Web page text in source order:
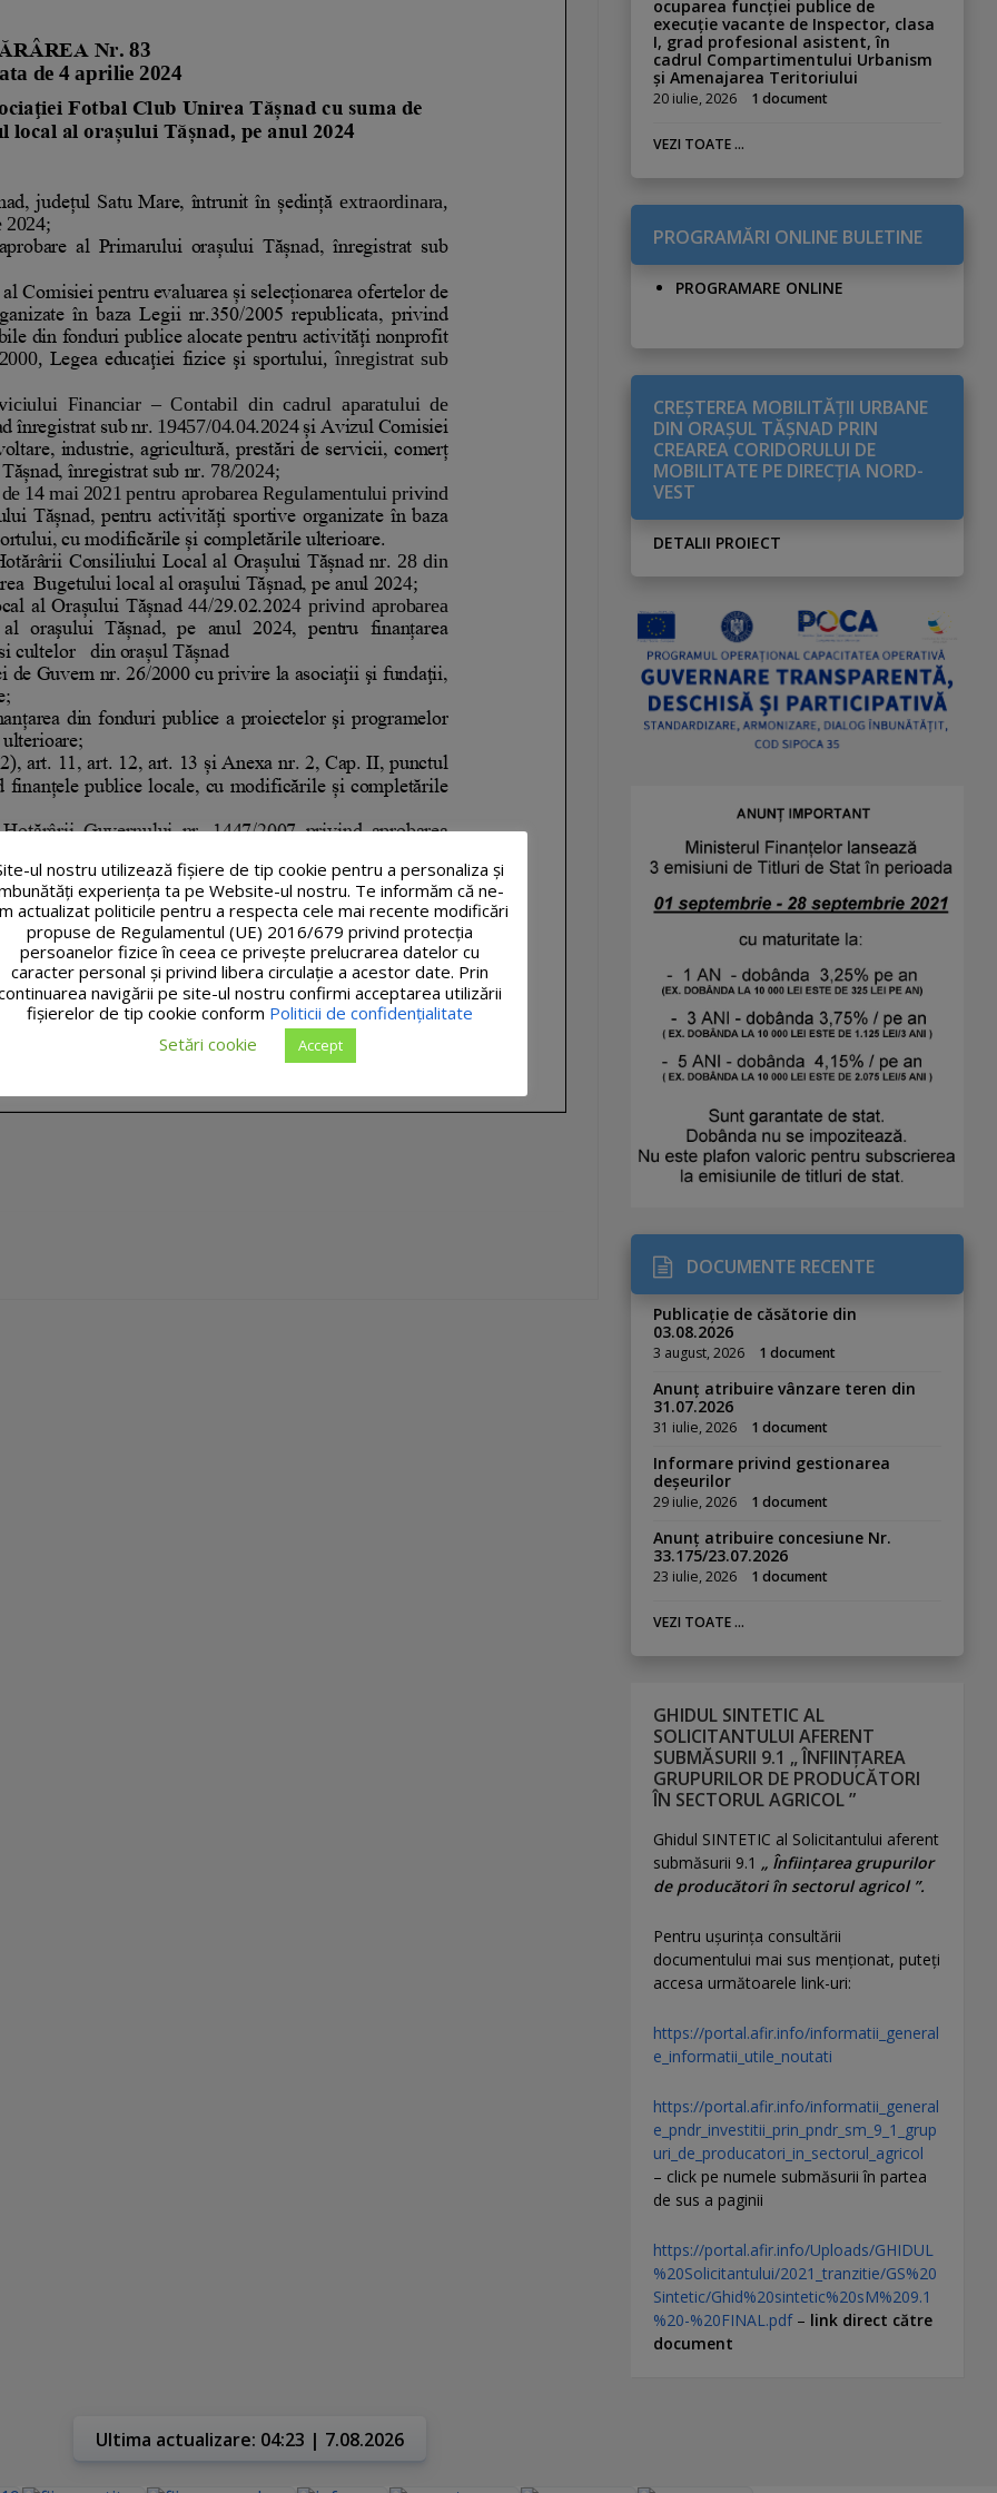
ocuparea funcției publice de
execuție vacante de Inspector, clasa
I, grad profesional asistent, în
cadrul Compartimentului Urbanism
și Amenajarea Teritoriului
20 iulie, 2026 1 document
VEZI TOATE ...
PROGRAMĂRI ONLINE BULETINE
PROGRAMARE ONLINE
CREŞTEREA MOBILITĂŢII URBANE
DIN ORAŞUL TĂŞNAD PRIN
CREAREA CORIDORULUI DE
MOBILITATE PE DIRECŢIA NORD-
VEST
DETALII PROIECT
DOCUMENTE RECENTE
Publicație de căsătorie din
03.08.2026
3 august, 2026 1 document
Anunț atribuire vânzare teren din
31.07.2026
31 iulie, 2026 1 document
Informare privind gestionarea
deșeurilor
29 iulie, 2026 1 document
Anunț atribuire concesiune Nr.
33.175/23.07.2026
23 iulie, 2026 1 document
VEZI TOATE ...
GHIDUL SINTETIC AL
SOLICITANTULUI AFERENT
SUBMĂSURII 9.1 „ ÎNFIINȚAREA
GRUPURILOR DE PRODUCĂTORI
ÎN SECTORUL AGRICOL ”
Ghidul SINTETIC al Solicitantului aferent
submăsurii 9.1 „ Înființarea grupurilor
de producători în sectorul agricol ”.
Pentru uşurinţa consultării
documentului mai sus menţionat, puteţi
accesa următoarele link-uri:
https://portal.afir.info/informatii_general
e_informatii_utile_noutati
https://portal.afir.info/informatii_general
e_pndr_investitii_prin_pndr_sm_9_1_grup
uri_de_producatori_in_sectorul_agricol
– click pe numele submăsurii în partea
de sus a paginii
https://portal.afir.info/Uploads/GHIDUL
%20Solicitantului/2021_tranzitie/GS%20
Sintetic/Ghid%20sintetic%20sM%209.1
%20-%20FINAL.pdf– link direct către
document
Ultima actualizare: 04:23 | 7.08.2026
ul nostru utilizează fişiere de tip cookie pentru a personaliza și
experiența ta pe Website-ul nostru. Te informăm că ne-
actualizat politicile pentru a respecta cele mai recente modificări
propuse de Regulamentul (UE) 2016/679 privind protecția
persoanelor fizice în ceea ce privește prelucrarea datelor cu
caracter personal și privind libera circulație a acestor date. Prin
navigării pe site-ul nostru confirmi acceptarea utilizării
fişierelor de tip cookie conform Politicii de confidențialitate
Setări cookie
Accept